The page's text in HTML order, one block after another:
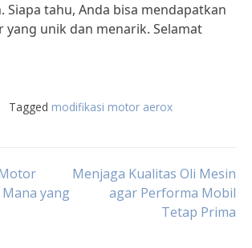
Siapa tahu, Anda bisa mendapatkan
unik dan menarik. Selamat
Tagged modifikasi motor aerox
yang
Menjaga Kualitas Oli Mesin
agar Performa Mobil
Tetap Prima